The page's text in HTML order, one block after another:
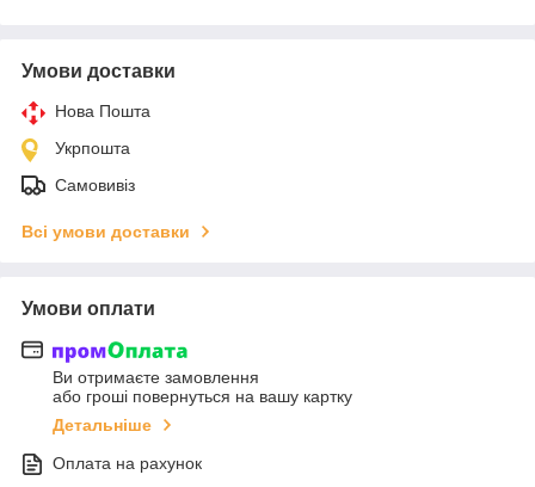
Умови доставки
Нова Пошта
Укрпошта
Самовивіз
Всі умови доставки
Умови оплати
Ви отримаєте замовлення
або гроші повернуться на вашу картку
Детальніше
Оплата на рахунок